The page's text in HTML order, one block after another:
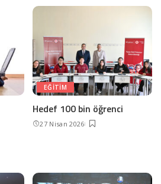
EĞITIM
Hedef 100 bin öğrenci
27 Nisan 2026